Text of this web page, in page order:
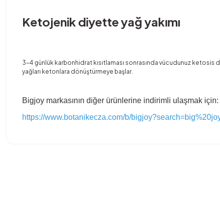
Ketojenik diyette yağ yakımı
3-4 günlük karbonhidrat kısıtlaması sonrasında vücudunuz ketosis
yağları ketonlara dönüştürmeye başlar.
Bigjoy markasının diğer ürünlerine indirimli ulaşmak için:
https://www.botanikecza.com/b/